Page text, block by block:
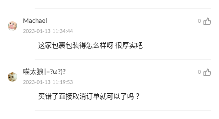
Machael
0
2023-01-13 11:34:44
这家包裹包装得怎么样呀 很厚实吧
喵太狼|=?ω?)?
0
2023-01-13 11:19:53
买错了直接取消订单就可以了吗 ？